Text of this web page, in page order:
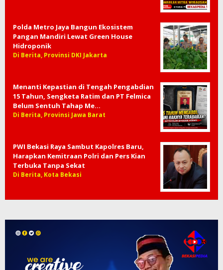
Polda Metro Jaya Bangun Ekosistem
Pangan Mandiri Lewat Green House
Hidroponik
Di Berita, Provinsi DKI Jakarta
Menanti Kepastian di Tengah Pengabdian
15 Tahun, Sengketa Ratim dan PT Felmica
Belum Sentuh Tahap Me…
Di Berita, Provinsi Jawa Barat
PWI Bekasi Raya Sambut Kapolres Baru,
Harapkan Kemitraan Polri dan Pers Kian
Terbuka Tanpa Sekat
Di Berita, Kota Bekasi